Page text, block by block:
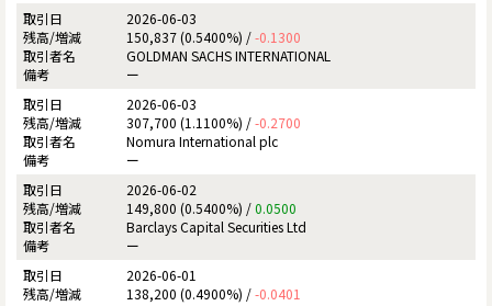
2026-06-03
150,837 (0.5400%) /-0.1300
GOLDMAN SACHS INTERNATIONAL
ー
2026-06-03
307,700 (1.1100%) /-0.2700
Nomura International plc
ー
2026-06-02
149,800 (0.5400%) /0.0500
Barclays Capital Securities Ltd
ー
2026-06-01
138,200 (0.4900%) /-0.0401